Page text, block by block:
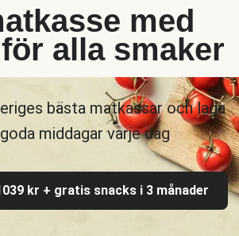
med
alla smaker
bästa matkassar och laga
middagar varje dag
kr + gratis snacks i 3 månader